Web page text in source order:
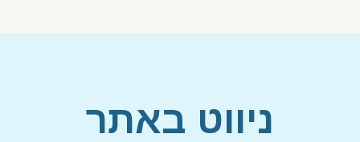
ניווט באתר